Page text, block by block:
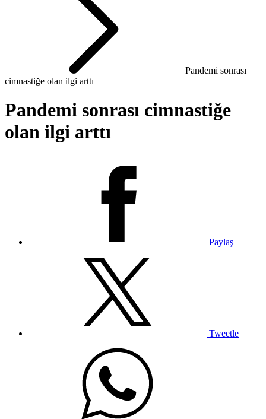
Pandemi sonrası
cimnastiğe olan ilgi arttı
Pandemi sonrası cimnastiğe
olan ilgi arttı
Paylaş
Tweetle